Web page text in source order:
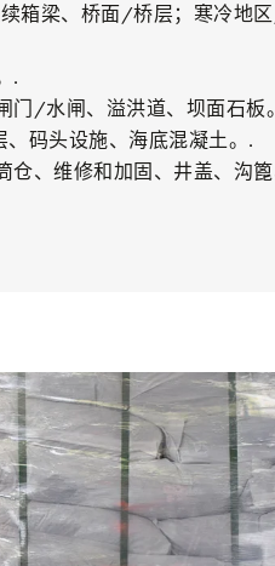
箱梁、桥面/桥层；寒冷地
.
门/水闸、溢洪道、坝面石板
、码头设施、海底混凝土。.
仓、维修和加固、井盖、沟